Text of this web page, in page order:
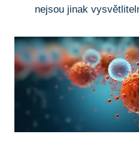
nejsou jinak